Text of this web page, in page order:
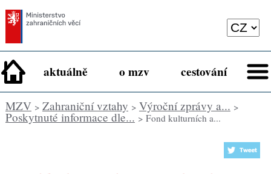
aktuálně o mzv cestování
MZV> Zahraniční vztahy > Výroční zprávy a... >
Poskytnuté informace dle... > Fond kulturních a...